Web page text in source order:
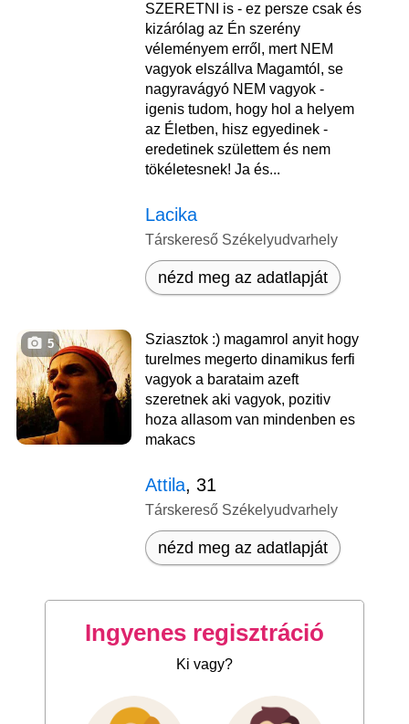
SZERETNI is - ez persze csak és
kizárólag az Én szerény
véleményem erről, mert NEM
vagyok elszállva Magamtól, se
nagyravágyó NEM vagyok -
igenis tudom, hogy hol a helyem
az Életben, hisz egyedinek -
eredetinek születtem és nem
tökéletesnek! Ja és...
Lacika
Társkereső Székelyudvarhely
nézd meg az adatlapját
5
Sziasztok :) magamrol anyit hogy
turelmes megerto dinamikus ferfi
vagyok a barataim azeft
szeretnek aki vagyok, pozitiv
hoza allasom van mindenben es
makacs
Attila, 31
Társkereső Székelyudvarhely
nézd meg az adatlapját
Ingyenes regisztráció
Ki vagy?